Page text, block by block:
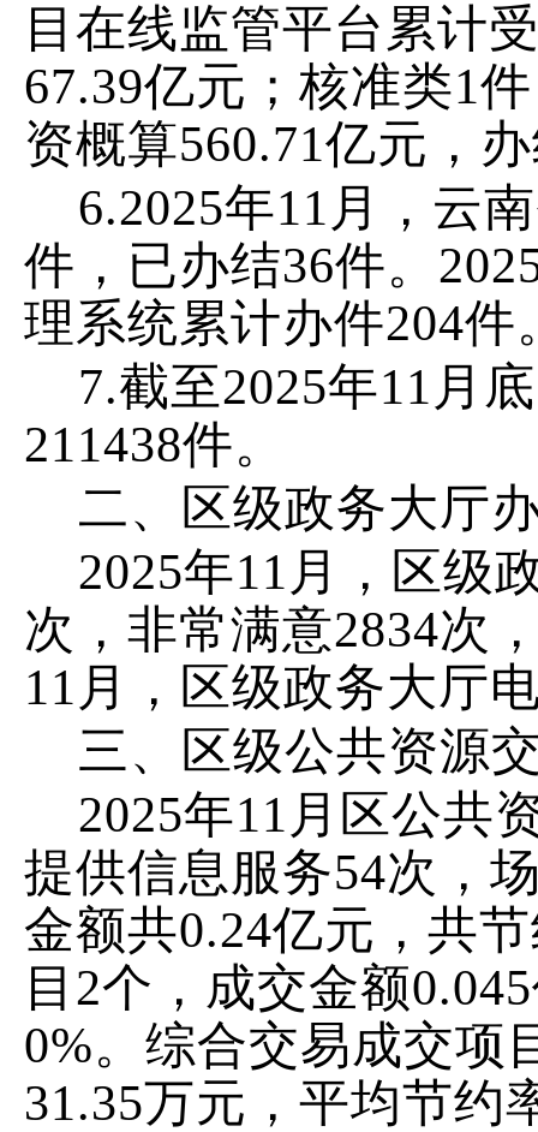
目在线监管平台 累计
67.39亿元； 核准类1
资概算560.71亿元，
6.2025年11 月 ， 云
件，已办结36件。 202
理系统累计办件204件
7.截至2025年11 月
211438件。
二、区级政务大厅
2025年11 月 ， 区级
次，非常满意2834次
11 月，区级政务大厅
三、区级公共资源
2025年11 月区公共
提供信息服务54次，
金额共0.24亿元，共
目 2个，成交金额0.045
0%。综合交易成交项
31.35万元，平均节约